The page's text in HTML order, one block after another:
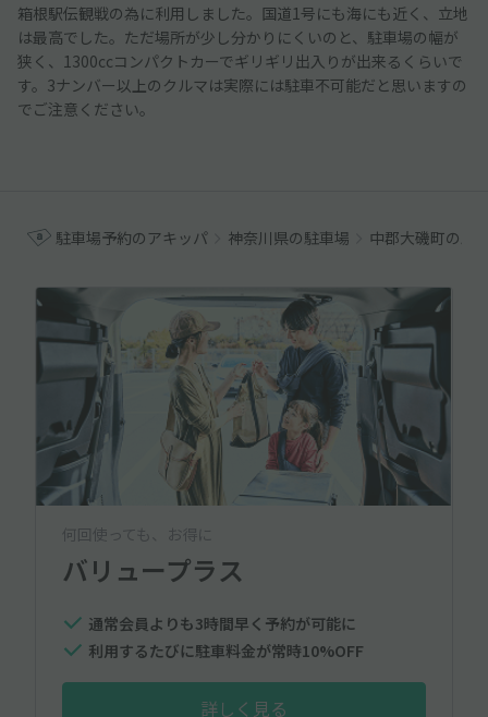
箱根駅伝観戦の為に利用しました。国道1号にも海にも近く、立地
は最高でした。ただ場所が少し分かりにくいのと、駐車場の幅が
狭く、1300ccコンパクトカーでギリギリ出入りが出来るくらいで
す。3ナンバー以上のクルマは実際には駐車不可能だと思いますの
でご注意ください。
駐車場予約のアキッパ 神奈川県の駐車場 中郡大磯町の駐
何回使っても、お得に
バリュープラス
通常会員よりも3時間早く予約が可能に
利用するたびに駐車料金が常時10%OFF
詳しく見る